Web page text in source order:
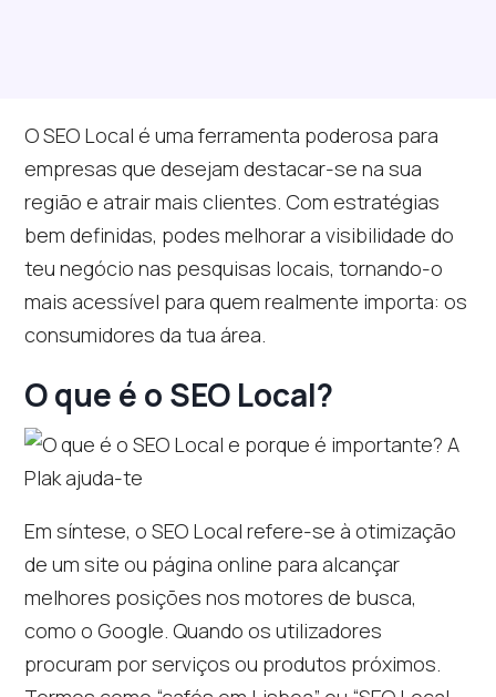
O SEO Local é uma ferramenta poderosa para
empresas que desejam destacar-se na sua
região e atrair mais clientes. Com estratégias
bem definidas, podes melhorar a visibilidade do
teu negócio nas pesquisas locais, tornando-o
mais acessível para quem realmente importa: os
consumidores da tua área.
O que é o SEO Local?
Em síntese, o SEO Local refere-se à otimização
de um site ou página online para alcançar
melhores posições nos motores de busca,
como o Google. Quando os utilizadores
procuram por serviços ou produtos próximos.